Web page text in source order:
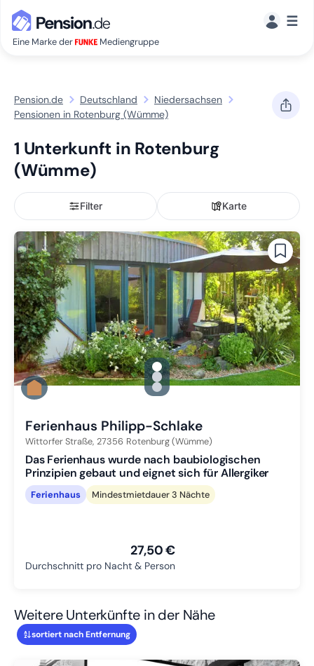
Eine Marke der Mediengruppe
☰
Pension.de Deutschland
Niedersachsen
Pensionen in Rotenburg (Wümme)
1 Unterkunft in Rotenburg
(Wümme)
Filter Karte
gallery.slide_selector
Zu Slide 1 wechseln
Zu Slide 2 wechseln
Zu Slide 3 wechseln
Ferienhaus Philipp-Schlake
Wittorfer Straße, 27356 Rotenburg (Wümme)
Das Ferienhaus wurde nach baubiologischen
Prinzipien gebaut und eignet sich für Allergiker
Ferienhaus Mindestmietdauer 3 Nächte
27,50 €
Durchschnitt pro Nacht & Person
Weitere Unterkünfte in der Nähe
sortiert nach Entfernung